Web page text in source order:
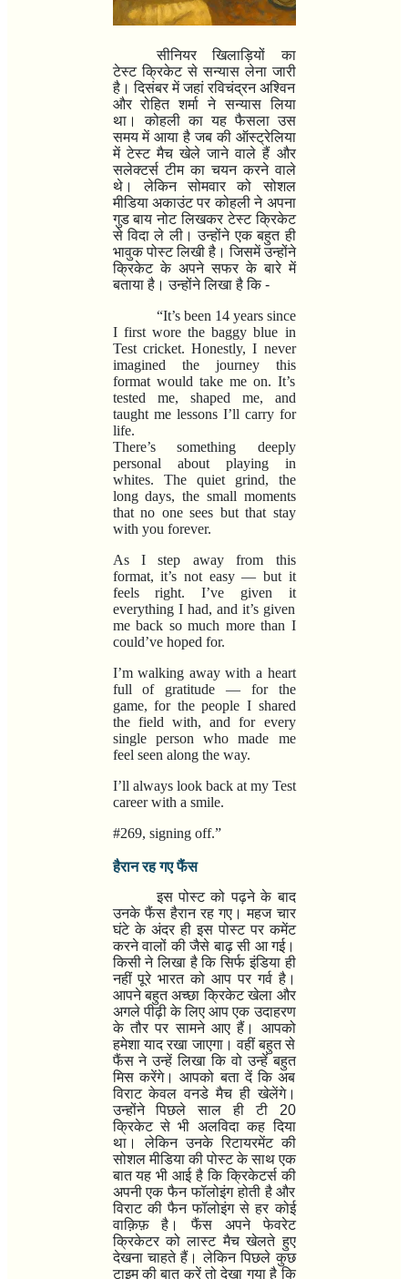
सीनियर खिलाड़ियों का
टेस्ट क्रिकेट से सन्यास लेना जारी
है। दिसंबर में जहां रविचंद्रन अश्विन
और रोहित शर्मा ने सन्यास लिया
था। कोहली का यह फैसला उस
समय में आया है जब की ऑस्ट्रेलिया
में टेस्ट मैच खेले जाने वाले हैं और
सलेक्टर्स टीम का चयन करने वाले
थे। लेकिन सोमवार को सोशल
मीडिया अकाउंट पर कोहली ने अपना
गुड बाय नोट लिखकर टेस्ट क्रिकेट
से विदा ले ली। उन्होंने एक बहुत ही
भावुक पोस्ट लिखी है। जिसमें उन्होंने
क्रिकेट के अपने सफर के बारे में
बताया है। उन्होंने लिखा है कि -
“It’s been 14 years since
I first wore the baggy blue in
Test cricket. Honestly, I never
imagined the journey this
format would take me on. It’s
tested me, shaped me, and
taught me lessons I’ll carry for
life.
There’s something deeply
personal about playing in
whites. The quiet grind, the
long days, the small moments
that no one sees but that stay
with you forever.
As I step away from this
format, it’s not easy — but it
feels right. I’ve given it
everything I had, and it’s given
me back so much more than I
could’ve hoped for.
I’m walking away with a heart
full of gratitude — for the
game, for the people I shared
the field with, and for every
single person who made me
feel seen along the way.
I’ll always look back at my Test
career with a smile.
#269, signing off.”
हैरान रह गए फैंस
इस पोस्ट को पढ़ने के बाद
उनके फैंस हैरान रह गए। महज चार
घंटे के अंदर ही इस पोस्ट पर कमेंट
करने वालों की जैसे बाढ़ सी आ गई।
किसी ने लिखा है कि सिर्फ इंडिया ही
नहीं पूरे भारत को आप पर गर्व है।
आपने बहुत अच्छा क्रिकेट खेला और
अगले पीढ़ी के लिए आप एक उदाहरण
के तौर पर सामने आए हैं। आपको
हमेशा याद रखा जाएगा। वहीं बहुत से
फैंस ने उन्हें लिखा कि वो उन्हें बहुत
मिस करेंगे। आपको बता दें कि अब
विराट केवल वनडे मैच ही खेलेंगे।
उन्होंने पिछले साल ही टी 20
क्रिकेट से भी अलविदा कह दिया
था। लेकिन उनके रिटायरमेंट की
सोशल मीडिया की पोस्ट के साथ एक
बात यह भी आई है कि क्रिकेटर्स की
अपनी एक फैन फॉलोइंग होती है और
विराट की फैन फॉलोइंग से हर कोई
वाक़िफ़ है। फैंस अपने फेवरेट
क्रिकेटर को लास्ट मैच खेलते हुए
देखना चाहते हैं। लेकिन पिछले कुछ
टाइम की बात करें तो देखा गया है कि